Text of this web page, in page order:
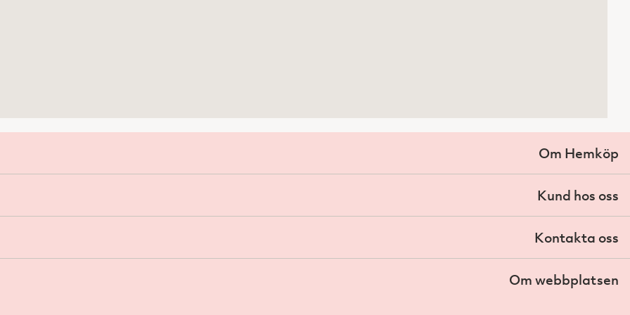
Om Hemköp
Kund hos oss
Kontakta oss
Om webbplatsen